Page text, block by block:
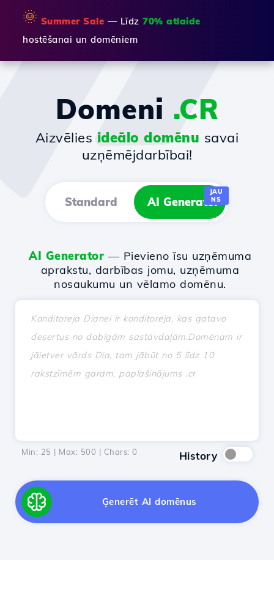
🌞 Summer Sale — Līdz 70% atlaide
hostēšanai un domēniem
Domeni .CR
Aizvēlies ideālo domēnu savai
uzņēmējdarbībai!
Standard AI Generator
JAU
NS
AI Generator — Pievieno īsu uzņēmuma
aprakstu, darbības jomu, uzņēmuma
nosaukumu un vēlamo domēnu.
Min: 25 | Max: 500 | Chars: 0 History
Ģenerēt AI domēnus